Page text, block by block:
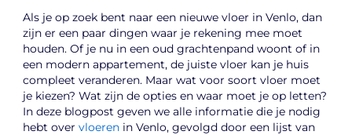
Als je op zoek bent naar een nieuwe vloer in Venlo, dan
zijn er een paar dingen waar je rekening mee moet
houden. Of je nu in een oud grachtenpand woont of in
een modern appartement, de juiste vloer kan je huis
compleet veranderen. Maar wat voor soort vloer moet
je kiezen? Wat zijn de opties en waar moet je op letten?
In deze blogpost geven we alle informatie die je nodig
hebt overvloeren in Venlo, gevolgd door een lijst van